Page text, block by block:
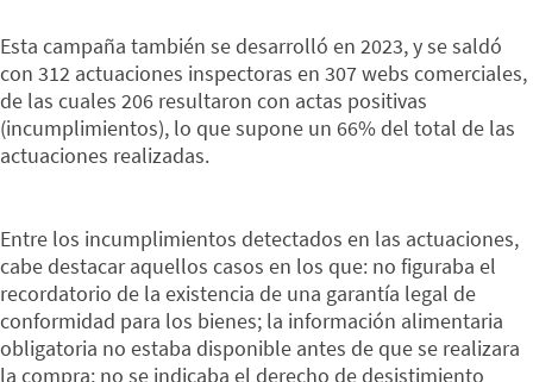
Esta campaña también se desarrolló en 2023, y se saldó
con 312 actuaciones inspectoras en 307 webs comerciales,
de las cuales 206 resultaron con actas positivas
(incumplimientos), lo que supone un 66% del total de las
actuaciones realizadas.
Entre los incumplimientos detectados en las actuaciones,
cabe destacar aquellos casos en los que: no figuraba el
recordatorio de la existencia de una garantía legal de
conformidad para los bienes; la información alimentaria
obligatoria no estaba disponible antes de que se realizara
la compra; no se indicaba el derecho de desistimiento